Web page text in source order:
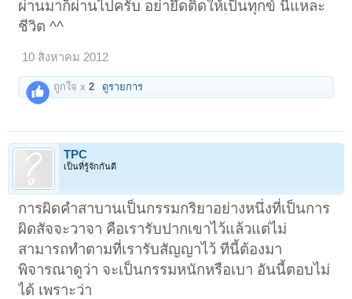
ผ่านมาก็ผ่านไปครับ อย่ายึดติดให้เป็นทุกข์ นี่แหละ
ชีวิต ^^
10 สิงหาคม 2012
ถูกใจ x2 ดูรายการ
TPC
เป็นที่รู้จักกันดี
การผิดคำสาบานเป็นกรรมกริยาอย่างหนึ่งที่เป็นการ
ผิดสัจจะวาจา คือเรารับปากเขาไว้แล้วแต่ไม่
สามารถทำตามที่เรารับสัญญาไว้ ทีนี้ต้องมา
พิจารณาดูว่า จะเป็นกรรมหนักหรือเบา อันนี้ตอบไม่
ได้ เพราะว่า